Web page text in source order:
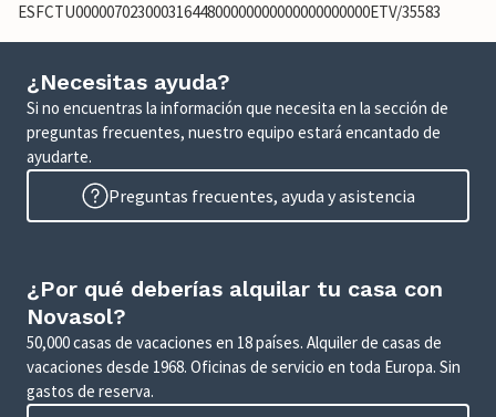
ESFCTU00000702300031644800000000000000000000ETV/35583
¿Necesitas ayuda?
Si no encuentras la información que necesita en la sección de
preguntas frecuentes, nuestro equipo estará encantado de
ayudarte.
Preguntas frecuentes, ayuda y asistencia
¿Por qué deberías alquilar tu casa con
Novasol?
50,000 casas de vacaciones en 18 países. Alquiler de casas de
vacaciones desde 1968. Oficinas de servicio en toda Europa. Sin
gastos de reserva.